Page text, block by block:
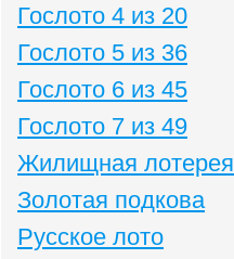
Гослото 4 из 20
Гослото 5 из 36
Гослото 6 из 45
Гослото 7 из 49
Жилищная лотерея
Золотая подкова
Русское лото